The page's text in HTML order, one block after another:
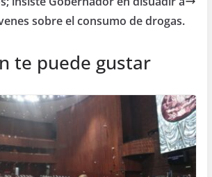
sobre el consumo de drogas.
te puede gustar